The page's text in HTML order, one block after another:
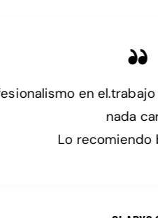
de mi auto quedo